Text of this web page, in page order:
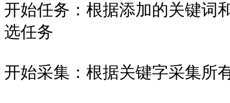
开始任务：根据添加的关键词
选任务
开始采集：根据关键字采集所